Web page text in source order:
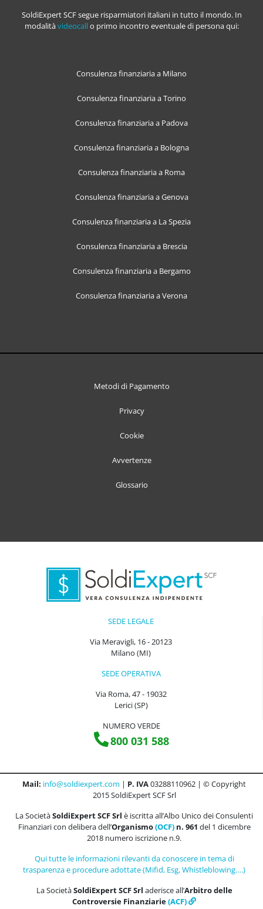
SoldiExpert SCF segue risparmiatori italiani in tutto il mondo. In
modalitàvideocallo primo incontro eventuale di persona qui:
Consulenza finanziaria a Milano
Consulenza finanziaria a Torino
Consulenza finanziaria a Padova
Consulenza finanziaria a Bologna
Consulenza finanziaria a Roma
Consulenza finanziaria a Genova
Consulenza finanziaria a La Spezia
Consulenza finanziaria a Brescia
Consulenza finanziaria a Bergamo
Consulenza finanziaria a Verona
Metodi di Pagamento
Privacy
Cookie
Avvertenze
Glossario
SEDE LEGALE
Via Meravigli, 16 - 20123
Milano (MI)
SEDE OPERATIVA
Via Roma, 47 - 19032
Lerici (SP)
NUMERO VERDE
800 031 588
Mail: info@soldiexpert.com | P. IVA03288110962 | © Copyright
2015 SoldiExpert SCF Srl
La SocietàSoldiExpert SCF Srl è iscritta all’Albo Unico dei Consulenti
Finanziari con delibera dell’Organismo(OCF)n. 961 del 1 dicembre
2018 numero iscrizione n.9.
Qui tutte le informazioni rilevanti da conoscere in tema di
trasparenza e procedure adottate (Mifid, Esg, Whistleblowing….)
La SocietàSoldiExpert SCF Srl aderisce all’Arbitro delle
Controversie Finanziarie(ACF)